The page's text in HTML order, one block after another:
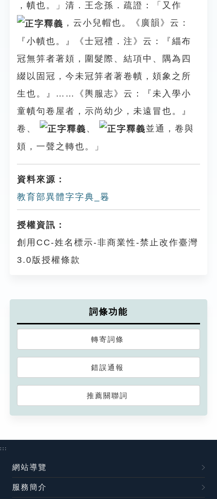
，幘也。」清．王念孫．疏證：「又作
，云小兒帽也。《廣韻》云：
『小幘也。』《士冠禮．注》云：『緇布
冠無笄者著頍，圍髮際、結項中、隅為四
綴以固冠，今未冠笄者著卷幘，頍象之所
生也。』……《輿服志》云：『未入學小
童幘句卷屋者，示尚幼少，未遠冒也。』
卷、
、
並通，卷與
頍，一聲之轉也。」
資料來源：
教育部異體字字典_㒽
授權資訊：
創用CC-姓名標示-非商業性-禁止改作臺灣
3.0版授權條款
詞條功能
轉寄詞條
錯誤通報
推薦關聯詞
:::
網站導覽
服務簡介